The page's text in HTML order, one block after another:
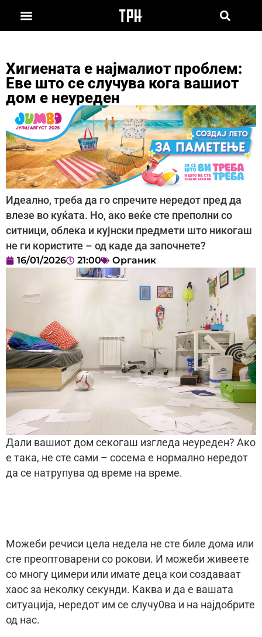
Хигиената е најмалиот проблем:
Еве што се случува кога вашиот
дом е неуреден
Идеално, треба да го спречите нередот пред да
влезе во куќата. Но, ако веќе сте преполни со
ситници, облека и кујнски предмети што никогаш
не ги користите – од каде да започнете?
16/01/2026 21:00 Органик
Дали вашиот дом секогаш изгледа неуреден? Ако
е така, не сте сами – сосема е нормално нередот
да се натрупува од време на време.
Можеби речиси цела недела не сте биле дома или
сте преоптоварени со рокови. И можеби живеете
со многу цимери или имате деца кои создаваат
хаос за неколку секунди. Каква и да е вашата
ситуација, нередот им се случу0ва и на најдобрите
од нас.